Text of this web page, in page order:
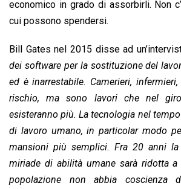
economico in grado di assorbirli. Non
cui possono spendersi.
Bill Gates nel 2015 disse ad
dei software per la sostituzione del
ed è inarrestabile. Camerieri,
rischio, ma sono lavori che nel
esisteranno più. La tecnologia nel
di lavoro umano, in particolar modo
mansioni più semplici. Fra 20 anni
miriade di abilità umane sarà ridotta a
popolazione non abbia coscienza